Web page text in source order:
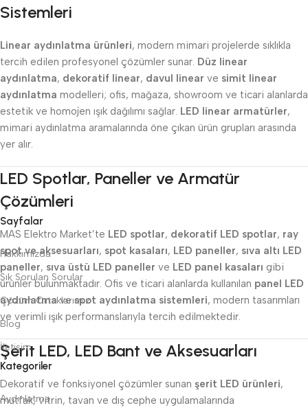
Sistemleri
Linear aydınlatma ürünleri, modern mimari projelerde sıklıkla
tercih edilen profesyonel çözümler sunar. Düz linear
aydınlatma, dekoratif linear, davul linear ve simit linear
aydınlatma modelleri; ofis, mağaza, showroom ve ticari alanlarda
estetik ve homojen ışık dağılımı sağlar. LED linear armatürler,
mimari aydınlatma aramalarında öne çıkan ürün grupları arasında
yer alır.
LED Spotlar, Paneller ve Armatür
Çözümleri
MAS Elektro Market’te LED spotlar, dekoratif LED spotlar, ray
spot ve aksesuarları, spot kasaları, LED paneller, sıva altı LED
paneller, sıva üstü LED paneller ve LED panel kasaları gibi
ürünler bulunmaktadır. Ofis ve ticari alanlarda kullanılan panel LED
aydınlatmavespot aydınlatma sistemleri, modern tasarımları
ve verimli ışık performanslarıyla tercih edilmektedir.
Şerit LED, LED Bant ve Aksesuarları
Dekoratif ve fonksiyonel çözümler sunan şerit LED ürünleri,
mutfak, vitrin, tavan ve dış cephe uygulamalarında
Sayfalar
Hakkımızda
Sık Sorulan Sorular
Çözüm Ortaklarımız
Blog
İletişim
Kategoriler
Aydınlatma